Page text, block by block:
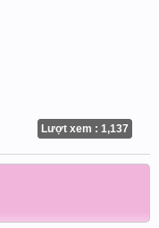
Lượt xem : 1,137